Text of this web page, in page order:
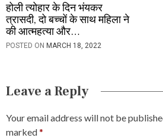
होली त्योहार के दिन भंयकर
त्रासदी, दो बच्चों के साथ महिला ने
की आत्महत्या और…
POSTED ON MARCH 18, 2022
Leave a Reply
Your email address will not be
marked*